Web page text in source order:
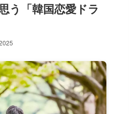
う「韓国恋愛ドラ